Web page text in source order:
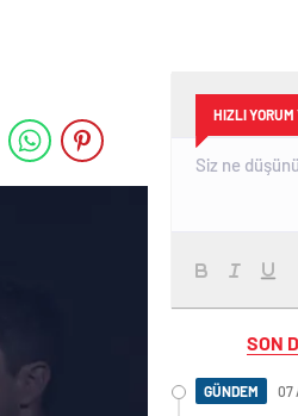
HIZLI YORUM
SON
GÜNDEM 07